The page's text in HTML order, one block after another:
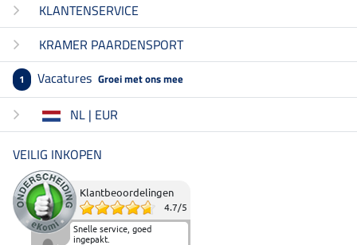
KLANTENSERVICE
KRAMER PAARDENSPORT
1 Vacatures Groei met ons mee
NL | EUR
VEILIG INKOPEN
Klantbeoordelingen
4.7/5
Snelle service, goed
ingepakt.